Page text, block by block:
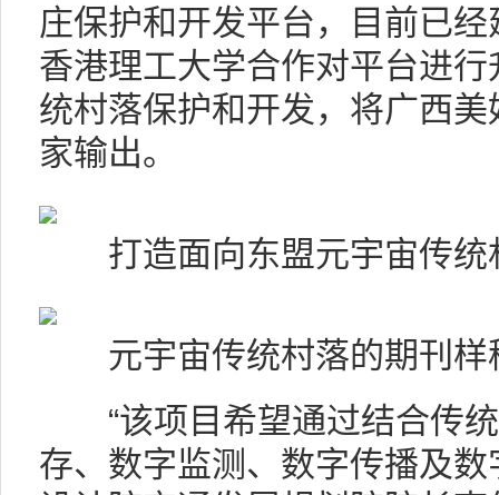
庄保护和开发平台，目前已
香港理工大学合作对平台进
统村落保护和开发，将广西
家输出。
打造面向东盟元宇宙传统
元宇宙传统村落的期刊样
“该项目希望通过结合传统
存、数字监测、数字传播及